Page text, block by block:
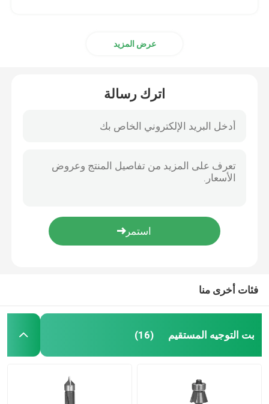
عرض المزيد
اترك رسالة
فئات أخرى منا
بت التوجيه المستقيم (16)